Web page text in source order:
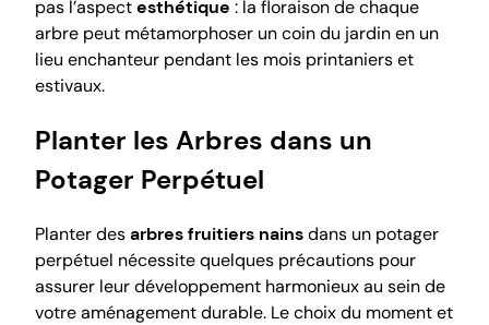
pas l’aspectesthétique : la floraison de chaque
arbre peut métamorphoser un coin du jardin en un
lieu enchanteur pendant les mois printaniers et
estivaux.
Planter les Arbres dans un
Potager Perpétuel
Planter desarbres fruitiers nainsdans un potager
perpétuel nécessite quelques précautions pour
assurer leur développement harmonieux au sein de
votre aménagement durable. Le choix du moment et